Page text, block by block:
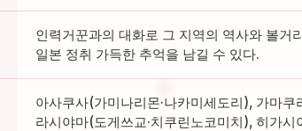
인력거꾼과의 대화로 그 지역의 역사와 볼거
일본 정취 가득한 추억을 남길 수 있다.
아사쿠사(가미나리몬·나카미세도리), 가마
라시야마(도게쓰교·치쿠린노코미치), 히가